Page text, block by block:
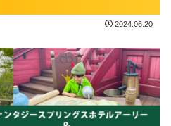
2024.06.20